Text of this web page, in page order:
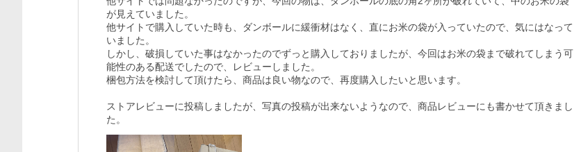
が見えていました。
他サイトで購入していた時も、ダンボールに緩衝材はなく、直にお米の袋が入っていたので、気にはなって
いました。
しかし、破損していた事はなかったのでずっと購入しておりましたが、今回はお米の袋まで破れてしまう可
能性のある配送でしたので、レビューしました。
梱包方法を検討して頂けたら、商品は良い物なので、再度購入したいと思います。
ストアレビューに投稿しましたが、写真の投稿が出来ないようなので、商品レビューにも書かせて頂きまし
た。